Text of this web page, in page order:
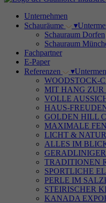
Unternehmen
Schauräume
▾
Schauraum Dorfen
Schauraum
Fachpartner
E-Paper
Referenzen
▾
WOODSTOCK-
MIT HANG ZUR
VOLLE
HAUS-
GOLDEN HILL
MAXIMALE
LICHT & NATUR
ALLES IM
TRADITIONEN
SPORTLICHE
PERLE IM
STEIRISCHER
KANADA